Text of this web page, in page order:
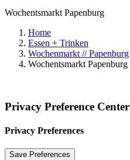
Wochentsmarkt Papenburg
Home
Essen + Trinken
Wochenmarkt // Papenburg
Wochentsmarkt Papenburg
Privacy Preference Center
Privacy Preferences